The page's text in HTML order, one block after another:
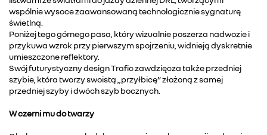
wspólnie wysoce zaawansowaną technologicznie sygnaturę
świetlną.
Poniżej tego górnego pasa, który wizualnie poszerza nadwozie i
przykuwa wzrok przy pierwszym spojrzeniu, widnieją dyskretnie
umieszczone reflektory.
Swój futurystyczny design Trafic zawdzięcza także przedniej
szybie, która tworzy swoistą „przyłbicę” złożoną z samej
przedniej szyby i dwóch szyb bocznych.
W czerni mu do twarzy